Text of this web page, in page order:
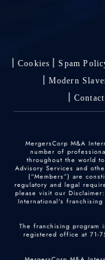
Spam
Cookies
Modern
Contact
© 2025 MergersCorp
number of
throughout the world
Advisory Services and
(“Members”) are
regulatory and legal
please visit our
International's
The franchising program
registered office at 71-